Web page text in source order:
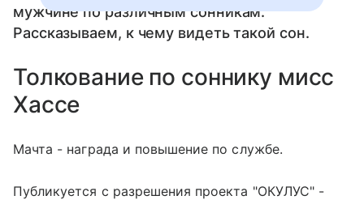
мужчине по различным сонникам.
Рассказываем, к чему видеть такой сон.
Толкование по соннику мисс
Хассе
Мачта - награда и повышение по службе.
Публикуется с разрешения проекта "ОКУЛУС" -